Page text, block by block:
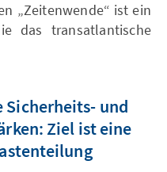
„Zeitenwende“ ist ein
das transatlantische
Sicherheits- und
Ziel ist eine